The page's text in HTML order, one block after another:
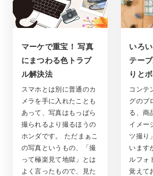
マーケで重宝！ 写真
にまつわる色トラブ
ル解決法
スマホとは別に普通のカ
メラを手に入れたことも
あって、写真はもっぱら
撮られるより撮るほうの
ホンダです。 ただまぁこ
の写真というもの、「撮
って極楽見て地獄」とは
よく言ったもので、見た
いろ
テー
りと
コンテ
グのブ
る、商
イメー
ツ撮り
います
ルフォ
覚えて